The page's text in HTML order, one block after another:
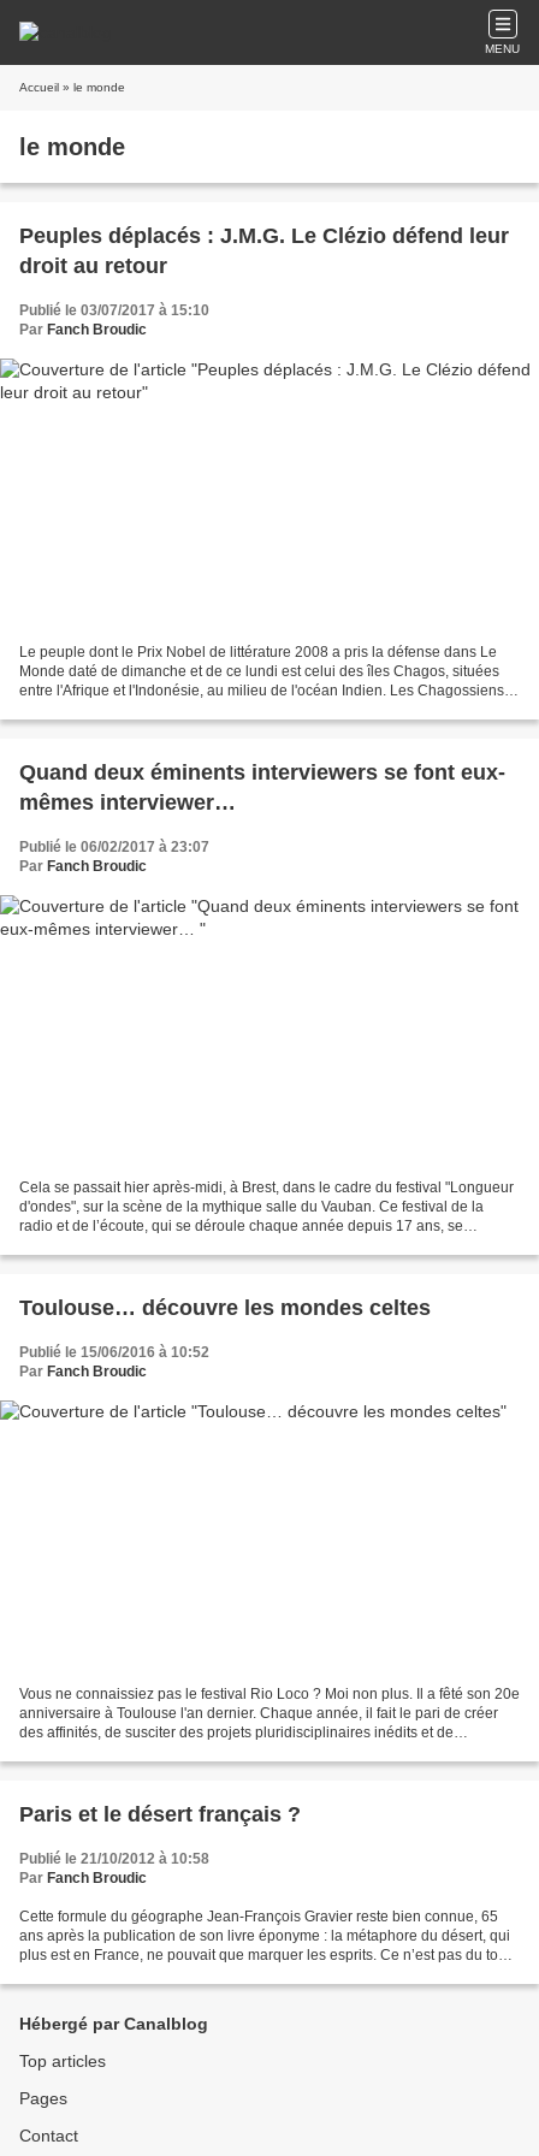
MENU
Accueil » le monde
le monde
Peuples déplacés : J.M.G. Le Clézio défend leur
droit au retour
Publié le 03/07/2017 à 15:10
Par Fanch Broudic
Le peuple dont le Prix Nobel de littérature 2008 a pris la défense dans Le
Monde daté de dimanche et de ce lundi est celui des îles Chagos, situées
entre l'Afrique et l'Indonésie, au milieu de l'océan Indien. Les Chagossiens
Quand deux éminents interviewers se font eux-
mêmes interviewer…
Publié le 06/02/2017 à 23:07
Par Fanch Broudic
Cela se passait hier après-midi, à Brest, dans le cadre du festival "Longueur
d'ondes", sur la scène de la mythique salle du Vauban. Ce festival de la
radio et de l’écoute, qui se déroule chaque année depuis 17 ans, se
Toulouse… découvre les mondes celtes
Publié le 15/06/2016 à 10:52
Par Fanch Broudic
Vous ne connaissiez pas le festival Rio Loco ? Moi non plus. Il a fêté son 20e
anniversaire à Toulouse l'an dernier. Chaque année, il fait le pari de créer
des affinités, de susciter des projets pluridisciplinaires inédits et de
Paris et le désert français ?
Publié le 21/10/2012 à 10:58
Par Fanch Broudic
Cette formule du géographe Jean-François Gravier reste bien connue, 65
ans après la publication de son livre éponyme : la métaphore du désert, qui
plus est en France, ne pouvait que marquer les esprits. Ce n’est pas du tout
Hébergé par Canalblog
Top articles
Pages
Contact